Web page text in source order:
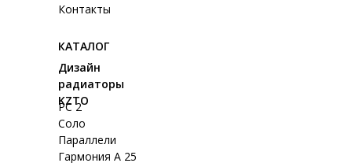
Дизайн
радиаторы
KZTO
РС 2
Соло
Параллели
Гармония А 25
КАТАЛОГ
Контакты